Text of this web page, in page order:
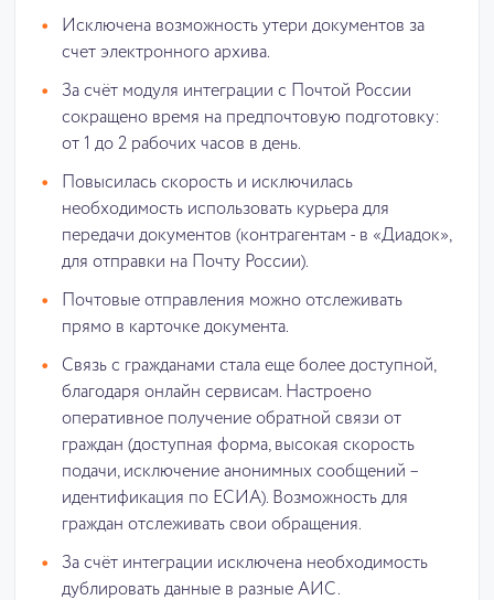
Исключена возможность утери документов за
счет электронного архива.
За счёт модуля интеграции с Почтой России
сокращено время на предпочтовую подготовку:
от 1 до 2 рабочих часов в день.
Повысилась скорость и исключилась
необходимость использовать курьера для
передачи документов (контрагентам - в «Диадок»,
для отправки на Почту России).
Почтовые отправления можно отслеживать
прямо в карточке документа.
Связь с гражданами стала еще более доступной,
благодаря онлайн сервисам. Настроено
оперативное получение обратной связи от
граждан (доступная форма, высокая скорость
подачи, исключение анонимных сообщений –
идентификация по ЕСИА). Возможность для
граждан отслеживать свои обращения.
За счёт интеграции исключена необходимость
дублировать данные в разные АИС.